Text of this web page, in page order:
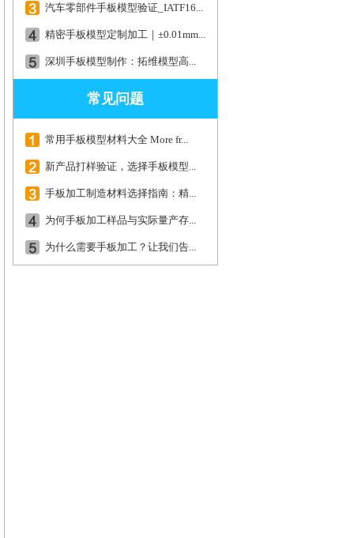
汽车零部件手板模型验证_IATF16...
精密手板模型定制加工｜±0.01mm...
深圳手板模型制作：拓维模型高...
常见问题
常用手板模型材料大全 More fr...
新产品打样验证，选择手板模型...
手板加工制造材料选择指南：精...
为何手板加工样品与实际量产存...
为什么需要手板加工？让我们告...